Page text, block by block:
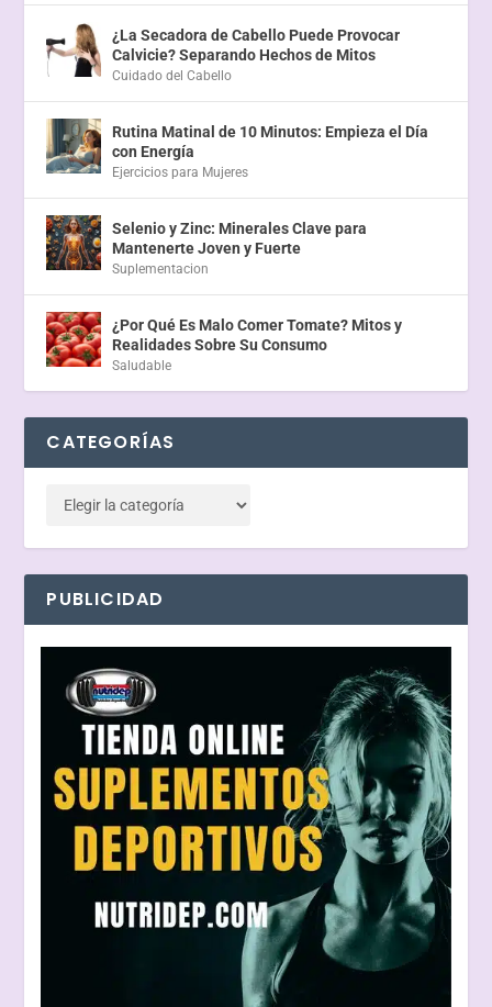
¿La Secadora de Cabello Puede Provocar
Calvicie? Separando Hechos de Mitos
Cuidado del Cabello
Rutina Matinal de 10 Minutos: Empieza el Día
con Energía
Ejercicios para Mujeres
Selenio y Zinc: Minerales Clave para
Mantenerte Joven y Fuerte
Suplementacion
¿Por Qué Es Malo Comer Tomate? Mitos y
Realidades Sobre Su Consumo
Saludable
CATEGORÍAS
PUBLICIDAD